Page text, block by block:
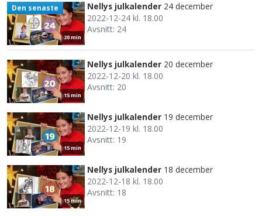
20 min
Den senaste Nellys julkalender 24 december
2022-12-24 kl. 18.00
Avsnitt: 24
15 min
Nellys julkalender 20 december
2022-12-20 kl. 18.00
Avsnitt: 20
15 min
Nellys julkalender 19 december
2022-12-19 kl. 18.00
Avsnitt: 19
15 min
Nellys julkalender 18 december
2022-12-18 kl. 18.00
Avsnitt: 18